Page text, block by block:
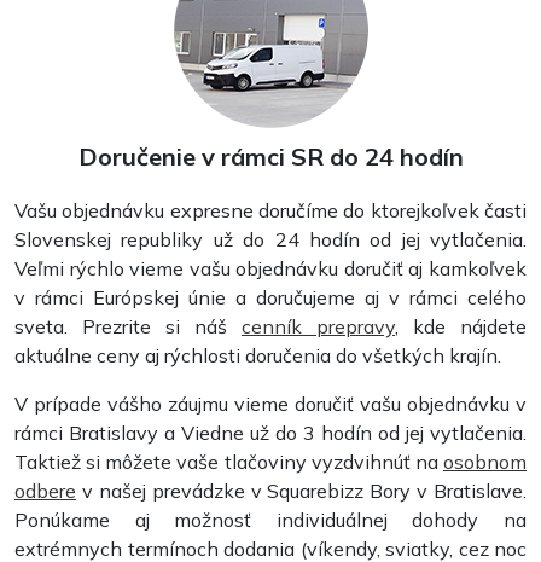
Špirálová väzba – kovová
Hrebeňová väzba plastová
Doručenie v rámci SR do 24 hodín
Vašu objednávku expresne doručíme do ktorejkoľvek časti
Slovenskej republiky už do 24 hodín od jej vytlačenia.
Veľmi rýchlo vieme vašu objednávku doručiť aj kamkoľvek
v rámci Európskej únie a doručujeme aj v rámci celého
sveta. Prezrite si náš cenník prepravy , kde nájdete
aktuálne ceny aj rýchlosti doručenia do všetkých krajín.
V prípade vášho záujmu vieme doručiť vašu objednávku v
rámci Bratislavy a Viedne už do 3 hodín od jej vytlačenia.
Taktiež si môžete vaše tlačoviny vyzdvihnúť na osobnom
odbere v našej prevádzke v Squarebizz Bory v Bratislave.
Ponúkame aj možnosť individuálnej dohody na
extrémnych termínoch dodania (víkendy, sviatky, cez noc